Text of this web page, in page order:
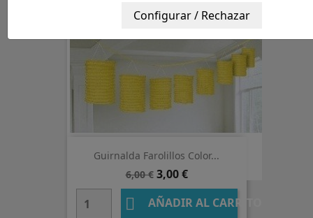
Guirnalda Farolillos Color...
Precio
base
6,00 € Precio
3,00 €
 AÑADIR AL CARRITO